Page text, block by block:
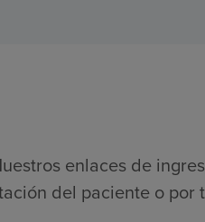
enlaces de
del paciente o por